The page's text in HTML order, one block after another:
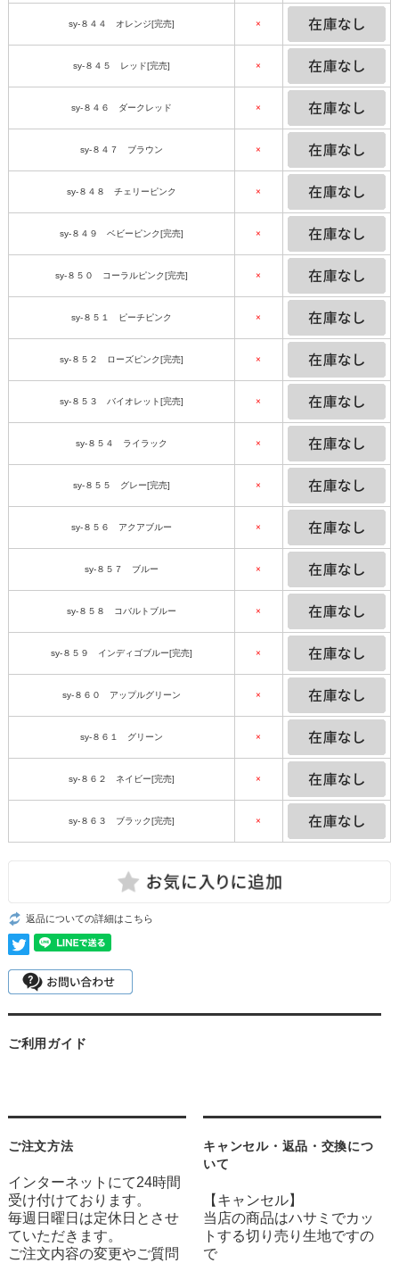
sy-８４４ オレンジ[完売] ×
sy-８４５ レッド[完売] ×
sy-８４６ ダークレッド ×
sy-８４７ ブラウン ×
sy-８４８ チェリーピンク ×
sy-８４９ ベビーピンク[完売] ×
sy-８５０ コーラルピンク[完売] ×
sy-８５１ ピーチピンク ×
sy-８５２ ローズピンク[完売] ×
sy-８５３ バイオレット[完売] ×
sy-８５４ ライラック ×
sy-８５５ グレー[完売] ×
sy-８５６ アクアブルー ×
sy-８５７ ブルー ×
sy-８５８ コバルトブルー ×
sy-８５９ インディゴブルー[完売] ×
sy-８６０ アップルグリーン ×
sy-８６１ グリーン ×
sy-８６２ ネイビー[完売] ×
sy-８６３ ブラック[完売] ×
返品についての詳細はこちら
ご利用ガイド
ご注文方法
インターネットにて24時間
受け付けております。
毎週日曜日は定休日とさせ
ていただきます。
ご注文内容の変更やご質問
キャンセル・返品・交換につ
いて
【キャンセル】
当店の商品はハサミでカッ
トする切り売り生地ですの
で